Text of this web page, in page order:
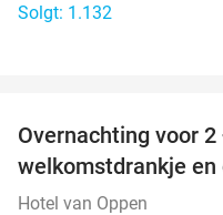
Solgt: 1.132
Overnachting voor
welkomstdrankje
Hotel van Oppen